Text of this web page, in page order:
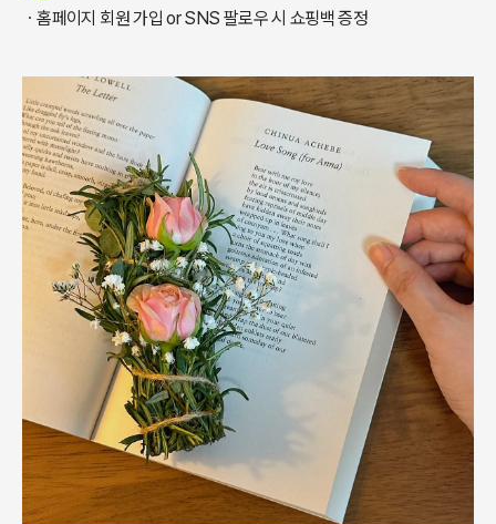
ㆍ홈페이지 회원 가입 or SNS 팔로우 시 쇼핑백 증정